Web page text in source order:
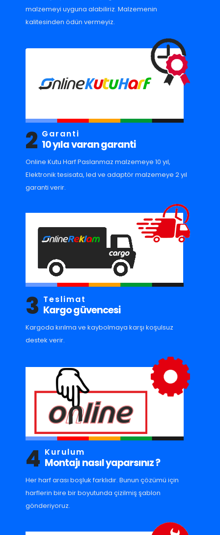
malzemeyi uyguna alabiliriz. Malzemenin
kalitesinden ödün vermeyiz.
2 Garanti
10 yıla varan garanti
Online Kutu Harf Paslanmaz malzemeye 10 yıl,
Elektronik tesisata, led ve adaptör malzemeye 2 yıl
garanti verir.
3 Teslimat
Kargo güvencesi
Kargoda kırılma ve kaybolmaya karşı koşulsuz
destek verir.
4 Kurulum
Montajı nasıl yaparsınız ?
Her harf arası boşluk farklıdır. Bunun çözümü için
harflerin bire bir boyutunda çizilmiş şablon
gönderiyoruz.